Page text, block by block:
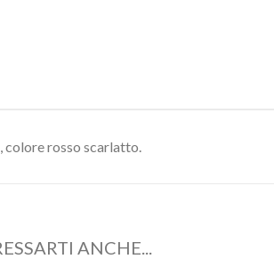
rosso scarlatto.
ANCHE...